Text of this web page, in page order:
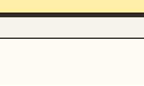
e moderna